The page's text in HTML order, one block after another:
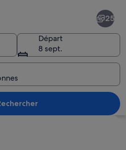
Une grande sculpture métallique
25
Départ
8 sept.